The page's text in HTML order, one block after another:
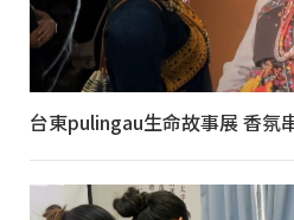
台東pulingau生命故事展 香氛